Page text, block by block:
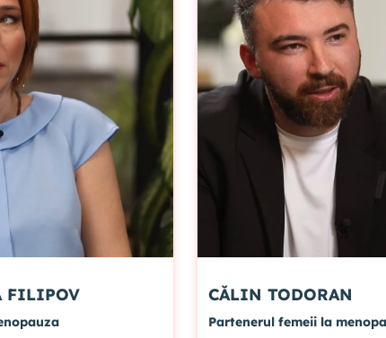
RUXANDRA FILIPOV CĂLIN TODORAN
Partenerul femeii la